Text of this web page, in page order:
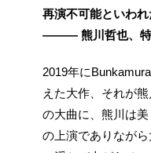
再演不可能といわれ
――― 熊川哲也、特
2019年に
えた大作、それが
の大曲に、熊川は
の上演でありなが